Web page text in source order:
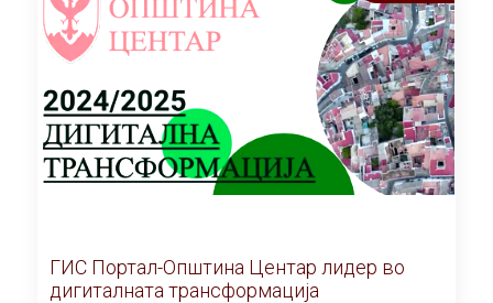
ГИС Портал-Општина Центар лидер во
дигиталната трансформација